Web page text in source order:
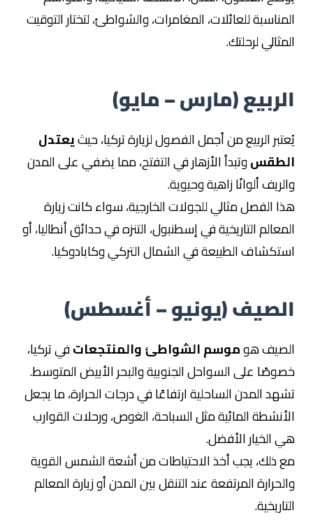
المناسبة للعائلات، المغامرات، والشواطئ، لتختار التوقيت
المثالي لرحلتك.
الربيع (مارس – مايو)
يُعتبر الربيع من أجمل الفصول لزيارة تركيا، حيثيعتدل
الطقسوتبدأ الأزهار في التفتح، مما يضفي على المدن
والريف ألوانًا زاهية وحيوية.
هذا الفصل مثالي للجولات الخارجية، سواء كانت زيارة
المعالم التاريخية في إسطنبول، التنزه في حدائق أنطاليا، أو
استكشاف الطبيعة في الشمال التركي وكابادوكيا.
الصيف (يونيو – أغسطس)
الصيف هوموسم الشواطئ والمنتجعاتفي تركيا،
خصوصًا على السواحل الجنوبية والبحر الأبيض المتوسط.
تشهد المدن الساحلية ارتفاعًا في درجات الحرارة، ما يجعل
الأنشطة المائية مثل السباحة، الغوص، ورحلات القوارب
هي الخيار الأفضل.
مع ذلك، يجب أخذ الاحتياطات من أشعة الشمس القوية
والحرارة المرتفعة عند التنقل بين المدن أو زيارة المعالم
التاريخية.